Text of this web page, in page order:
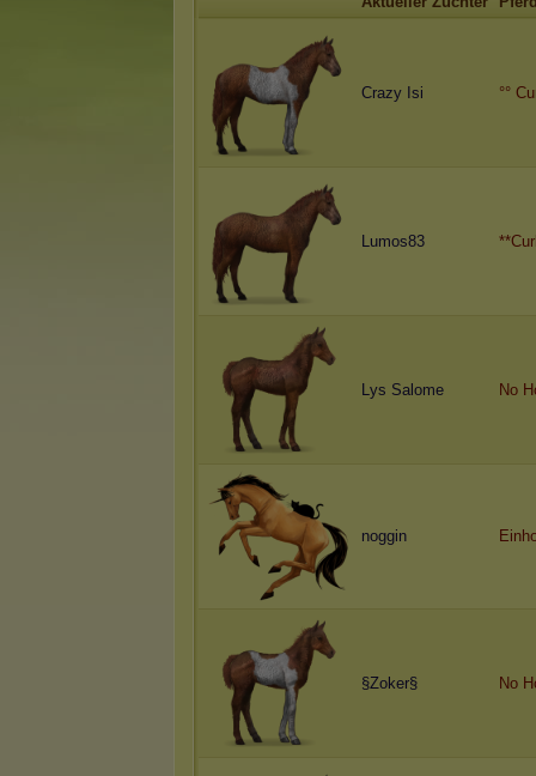
Crazy Isi °°
Lumos83
Lys Salome No
noggin
§Zoker§ No